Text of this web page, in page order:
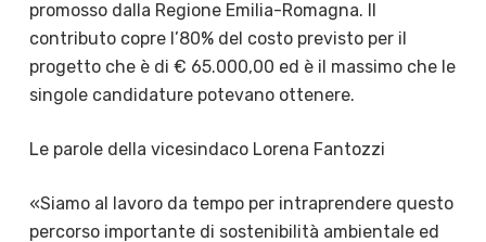
promosso dalla Regione Emilia-Romagna. Il
contributo copre l’80% del costo previsto per il
progetto che è di € 65.000,00 ed è il massimo che le
singole candidature potevano ottenere.
Le parole della vicesindaco Lorena Fantozzi
«Siamo al lavoro da tempo per intraprendere questo
percorso importante di sostenibilità ambientale ed